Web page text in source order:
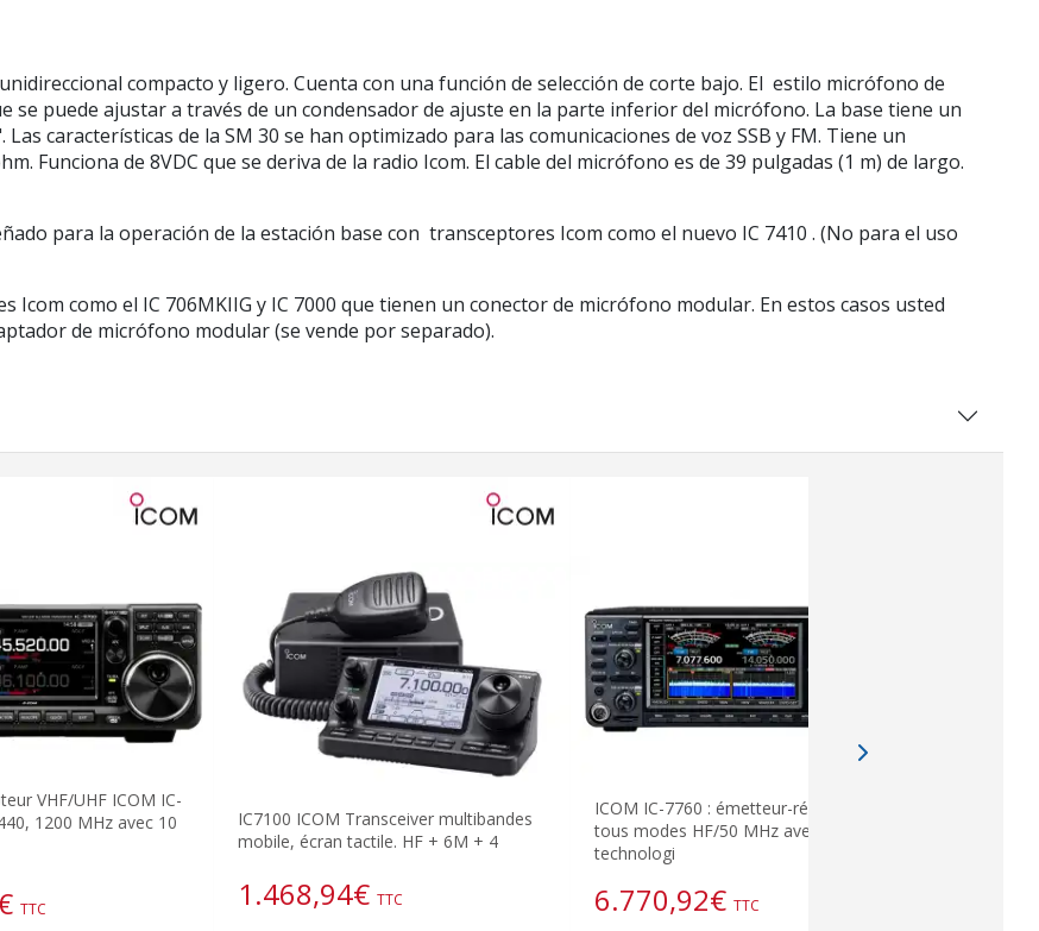
compacto y ligero. Cuenta con una función de selección de corte bajo. El estilo micrófono de
se puede ajustar a través de un condensador de ajuste en la parte inferior del micrófono. La base tiene un
características de la SM 30 se han optimizado para las comunicaciones de voz SSB y FM. Tiene un
Funciona de 8VDC que se deriva de la radio Icom. El cable del micrófono es de 39 pulgadas (1 m) de largo.
para la operación de la estación base con transceptores Icom como el nuevo IC 7410 . (No para el uso
Icom como el IC 706MKIIG y IC 7000 que tienen un conector de micrófono modular. En estos casos usted
de micrófono modular (se vende por separado).
VHF/UHF ICOM IC-
1200 MHz avec 10
TTC
IC7100 ICOM Transceiver multibandes
mobile, écran tactile. HF + 6M + 4
1.468,94€ TTC
ICOM IC-7760 : émetteur-récepteur
tous modes HF/50 MHz avec
technologi
6.770,92€ TTC